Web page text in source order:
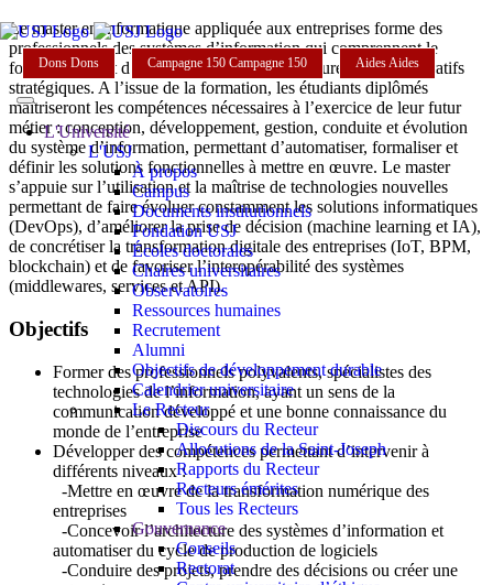
Dons Dons Campagne 150 Campagne 150 AidesAides
L'Université
L'USJ
À propos
Campus
Documents institutionnels
Fondation USJ
Écoles doctorales
Chaires universitaires
Observatoires
Ressources humaines
Recrutement
Alumni
Objectifs de développement durable
Calendrier universitaire
Le Recteur
Discours du Recteur
Allocutions de la Saint-Joseph
Rapports du Recteur
Recteurs émérites
Tous les Recteurs
Gouvernance
Conseils
Rectorat
Le master en informatique appliquée aux entreprises forme des
professionnels des systèmes d’information qui comprennent le
fonctionnement d’une organisation, ses structures et ses impératifs
stratégiques. A l’issue de la formation, les étudiants diplômés
maîtriseront les compétences nécessaires à l’exercice de leur futur
métier : conception, développement, gestion, conduite et évolution
du système d’information, permettant d’automatiser, formaliser et
définir les solutions fonctionnelles à mettre en œuvre. Le master
s’appuie sur l’utilisation et la maîtrise de technologies nouvelles
permettant de faire évoluer constamment les solutions informatiques
(DevOps), d’améliorer la prise de décision (machine learning et IA),
de concrétiser la transformation digitale des entreprises (IoT, BPM,
blockchain) et de favoriser l’interopérabilité des systèmes
(middlewares, services et API).
Objectifs
Former des professionnels polyvalents, spécialistes des
technologies de l’information, ayant un sens de la
communication développé et une bonne connaissance du
monde de l’entreprise
Développer des compétences permettant d’intervenir à
différents niveaux :
-Mettre en œuvre de la transformation numérique des
entreprises
-Concevoir l’architecture des systèmes d’information et
automatiser du cycle de production de logiciels
-Conduire des projets, prendre des décisions ou créer une